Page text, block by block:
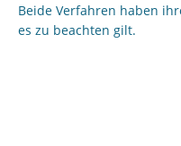
Beide Verfahren haben
es zu beachten gilt.